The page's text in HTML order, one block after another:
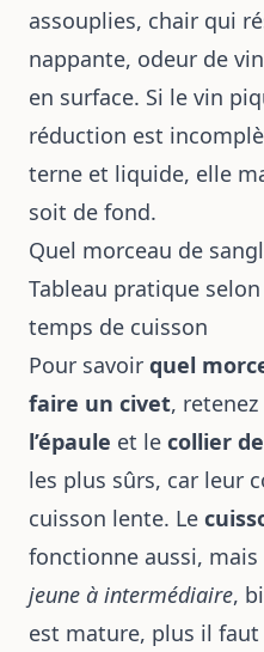
assouplies, chair qui
nappante, odeur de
en surface. Si le vin
réduction est
terne et liquide, elle
soit de fond.
Quel morceau de
Tableau pratique
temps de cuisson
Pour savoir quel
faire un civet,
l’épaule et le collier
les plus sûrs, car leur
cuisson lente. Le
fonctionne aussi,
jeune à intermédiaire,
est mature, plus il